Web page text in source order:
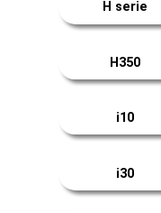
H serie
H350
i10
i30